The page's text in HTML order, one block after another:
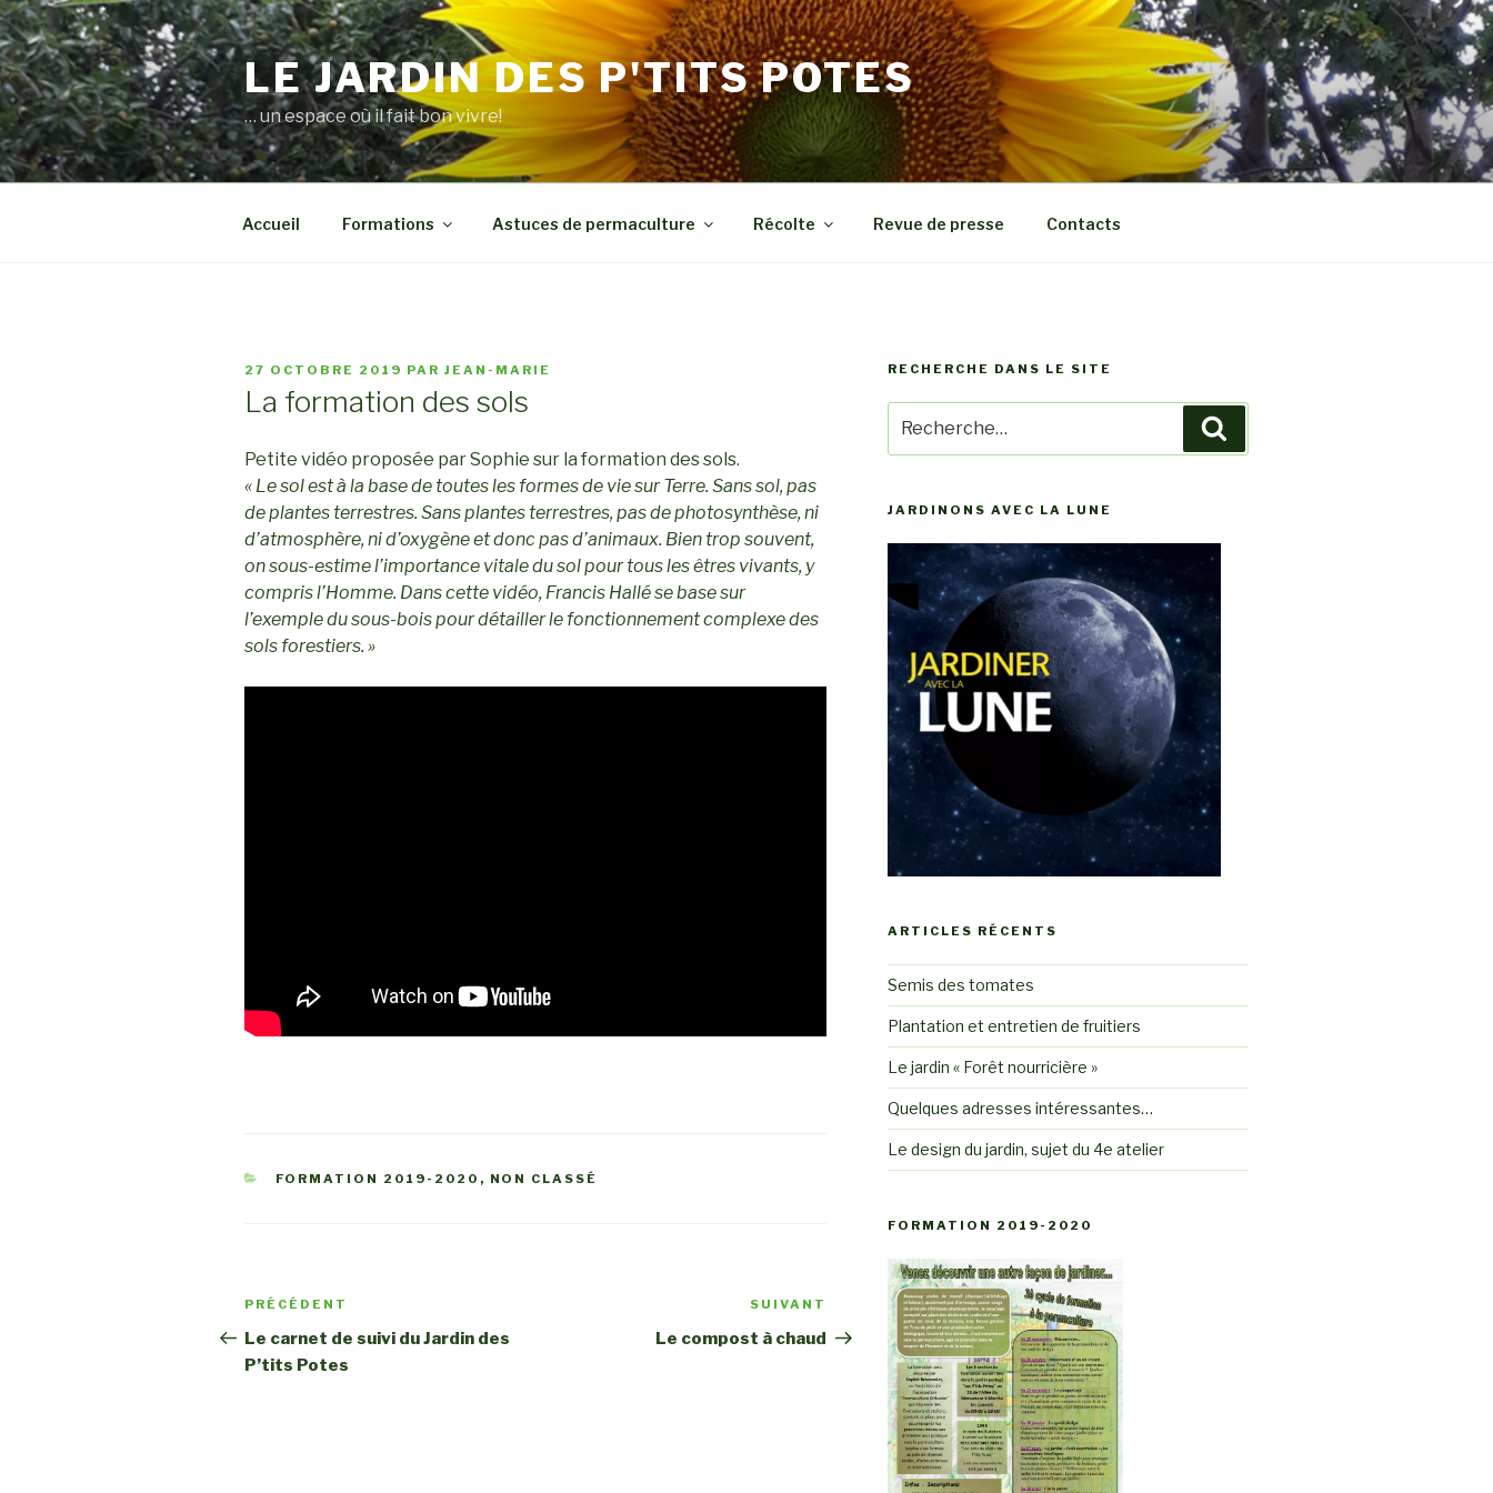
Aller
au
contenu
principal
LE JARDIN DES P'TITS POTES
… un espace où il fait bon vivre!
Accueil Formations Astuces de permaculture Récolte Revue de presse Contacts
PUBLIÉ
LE
27 OCTOBRE 2019 PAR JEAN-MARIE
La formation des sols
Petite vidéo proposée par Sophie sur la formation des sols.
« Le sol est à la base de toutes les formes de vie sur Terre. Sans sol, pas
de plantes terrestres. Sans plantes terrestres, pas de photosynthèse, ni
d’atmosphère, ni d’oxygène et donc pas d’animaux. Bien trop souvent,
on sous-estime l’importance vitale du sol pour tous les êtres vivants, y
compris l’Homme. Dans cette vidéo, Francis Hallé se base sur
l’exemple du sous-bois pour détailler le fonctionnement complexe des
sols forestiers. »
CATÉGORIES
FORMATION 2019-2020 , NON CLASSÉ
Navigation
de
l’article
Article
précédent
PRÉCÉDENT
Le carnet de suivi du Jardin des
P’tits Potes
suivant
SUIVANT
Le compost à chaud
RECHERCHE DANS LE SITE
pour
JARDINONS AVEC LA LUNE
ARTICLES RÉCENTS
Semis des tomates
Plantation et entretien de fruitiers
Le jardin « Forêt nourricière »
Quelques adresses intéressantes…
Le design du jardin, sujet du 4e atelier
FORMATION 2019-2020